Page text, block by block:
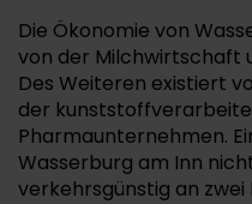
Die Ökonomie von
von der Milchwirtschaft
Des Weiteren existiert
der
Pharmaunternehmen.
Wasserburg am Inn
verkehrsgünstig an zwei